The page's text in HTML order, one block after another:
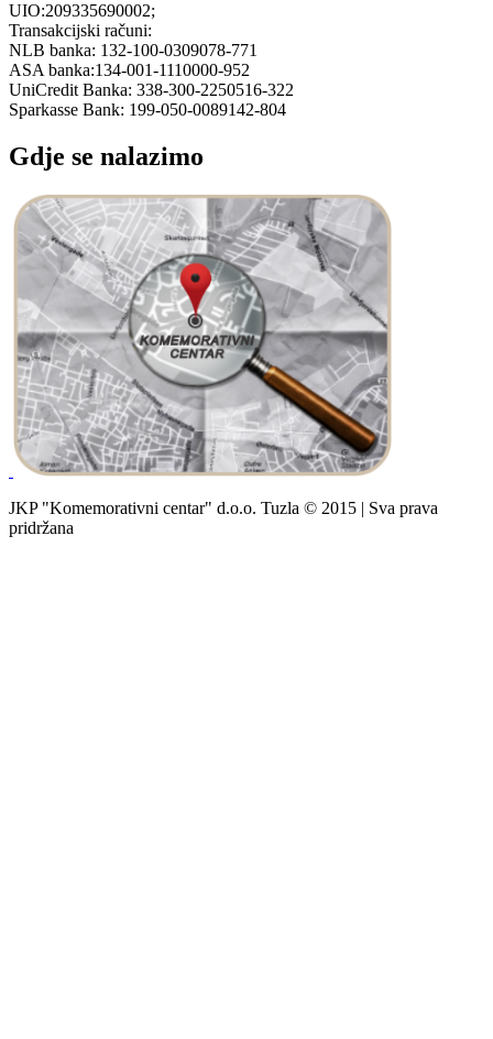
UIO:209335690002;
Transakcijski računi:
NLB banka: 132-100-0309078-771
ASA banka:134-001-1110000-952
UniCredit Banka: 338-300-2250516-322
Sparkasse Bank: 199-050-0089142-804
Gdje se nalazimo
JKP "Komemorativni centar" d.o.o. Tuzla © 2015 | Sva prava
pridržana